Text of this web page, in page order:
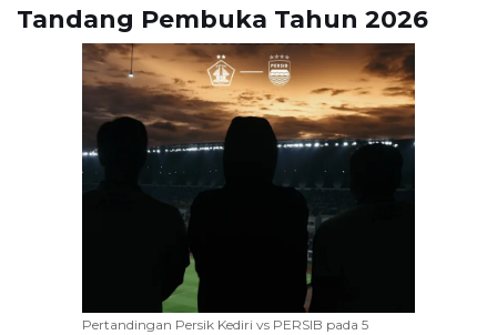
Tandang Pembuka Tahun 2026
Pertandingan Persik Kediri vs PERSIB pada 5